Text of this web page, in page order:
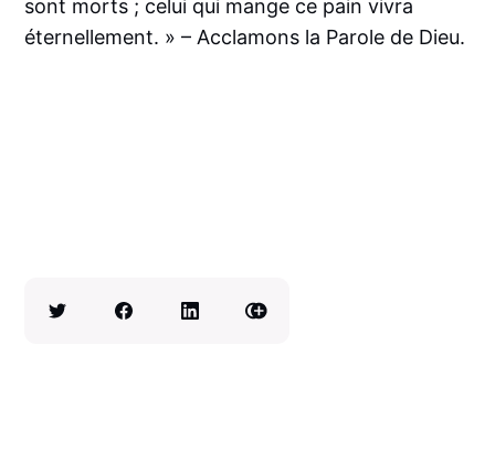
sont morts ; celui qui mange ce pain vivra
éternellement. » – Acclamons la Parole de Dieu.